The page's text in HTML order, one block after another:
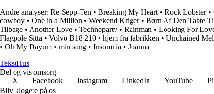
Andre analyser: Re-Sepp-Ten • Breaking My Heart • Rock Lobster•
cowboy • One in a Million • Weekend Kriger• Børn Af Den Tabte
Tilbage • Another Love • Technoparty • Rainman • Looking For
Flagpole Sitta • Volvo B18 210 • ​hjem fra fabrikken • Unchained
• Oh My Dayum • ​min sang • Insomnia • Joanna
TekstHus
Del og vis omsorg
X
Facebook Instagram LinkedIn YouTube
Bliv klogere på os